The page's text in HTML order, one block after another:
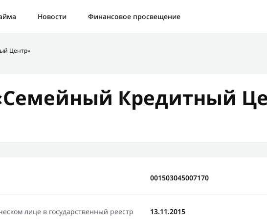
Новости
Финансовое просвещение
Центр»
Кредитный
001503045007170
лице в государственный реестр
13.11.2015
Ошибка: Контактная форма не найдена.
Отправить новый запрос